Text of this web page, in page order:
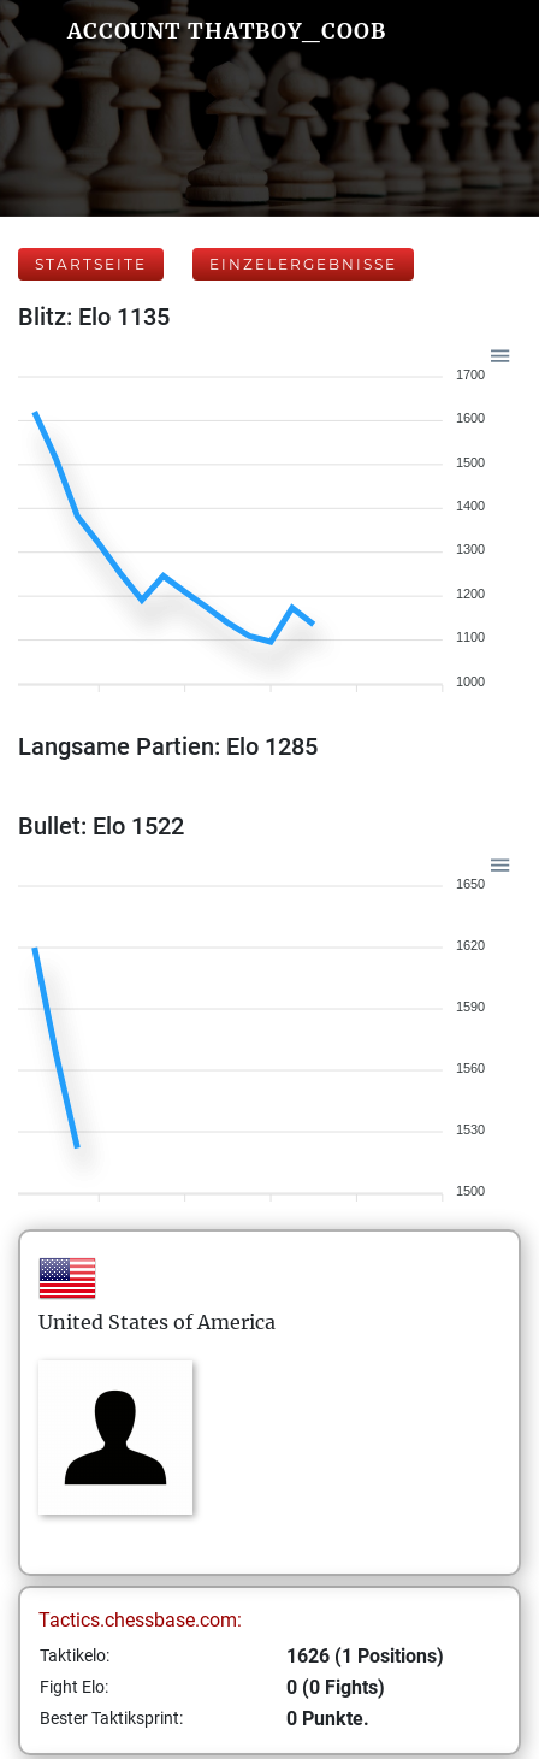
ACCOUNT THATBOY_COOB
STARTSEITE EINZELERGEBNISSE
Blitz: Elo 1135
1700
1600
1500
1400
1300
1200
1100
1000
Langsame Partien: Elo 1285
Bullet: Elo 1522
1650
1620
1590
1560
1530
1500
United States of America
Tactics.chessbase.com:
Taktikelo: 1626 (1 Positions)
Fight Elo: 0 (0 Fights)
Bester Taktiksprint: 0 Punkte.